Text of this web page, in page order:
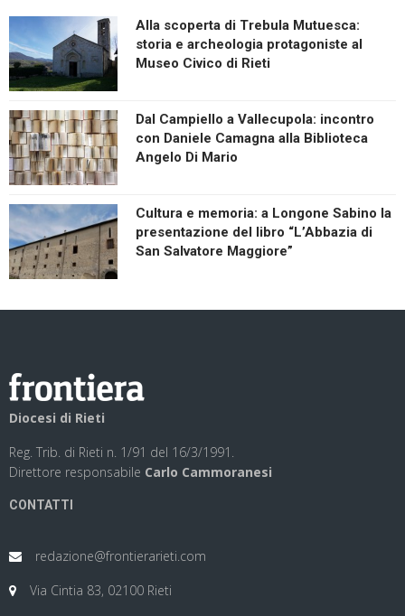
Alla scoperta di Trebula Mutuesca:
storia e archeologia protagoniste al
Museo Civico di Rieti
Dal Campiello a Vallecupola: incontro
con Daniele Camagna alla Biblioteca
Angelo Di Mario
Cultura e memoria: a Longone Sabino la
presentazione del libro “L’Abbazia di
San Salvatore Maggiore”
Diocesi di Rieti
Reg. Trib. di Rieti n. 1/91 del 16/3/1991.
Direttore responsabile Carlo Cammoranesi
CONTATTI
redazione@frontierarieti.com
Via Cintia 83, 02100 Rieti